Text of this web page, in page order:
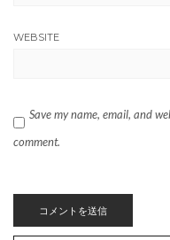
WEBSITE
Save my name, email, and
comment.